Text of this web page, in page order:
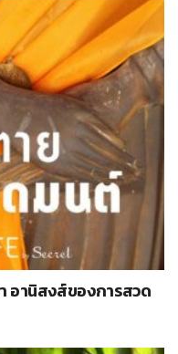
อานิสงส์ของการสวด